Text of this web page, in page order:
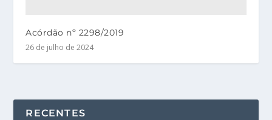
Acórdão nº 2298/2019
26 de julho de 2024
RECENTES